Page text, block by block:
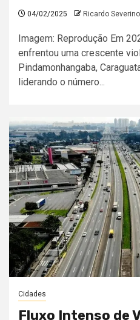
04/02/2025 Ricardo Severino
Imagem: Reprodução Em
enfrentou uma crescente
Pindamonhangaba,
liderando o número...
Cidades
Fluxo Intenso de